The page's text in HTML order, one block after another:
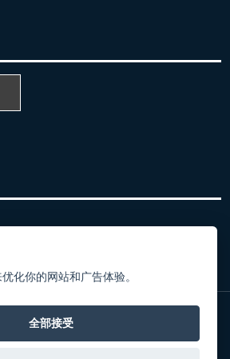
化你的网站和广告体验。
全部接受